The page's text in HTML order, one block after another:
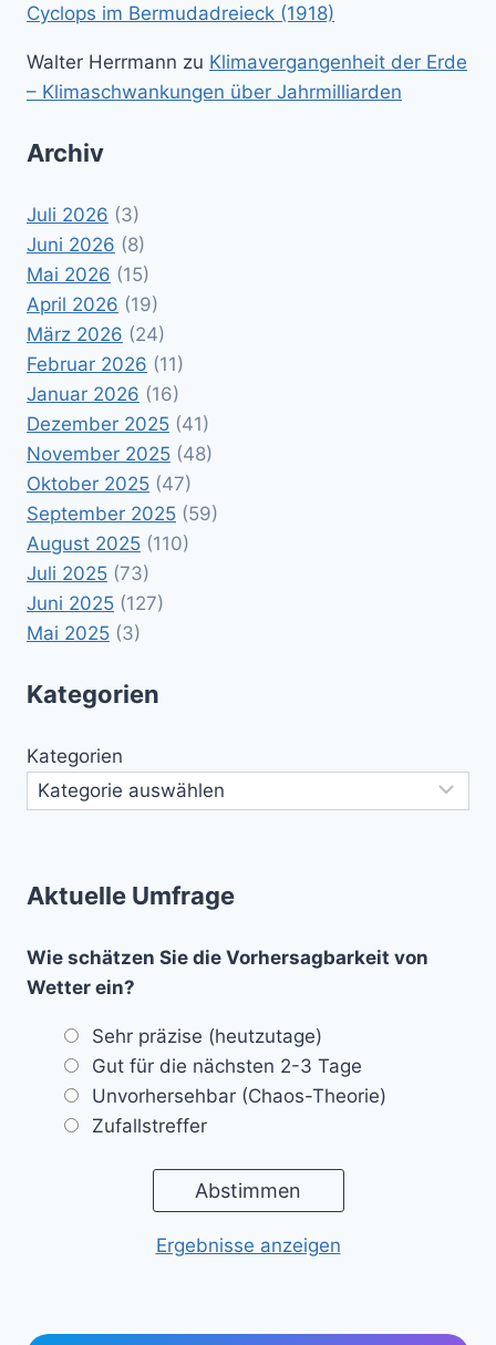
Cyclops im Bermudadreieck (1918)
Walter Herrmann zu Klimavergangenheit der Erde
– Klimaschwankungen über Jahrmilliarden
Archiv
Juli 2026 (3)
Juni 2026 (8)
Mai 2026 (15)
April 2026 (19)
März 2026 (24)
Februar 2026 (11)
Januar 2026 (16)
Dezember 2025 (41)
November 2025 (48)
Oktober 2025 (47)
September 2025 (59)
August 2025 (110)
Juli 2025 (73)
Juni 2025 (127)
Mai 2025 (3)
Kategorien
Kategorien
Aktuelle Umfrage
Wie schätzen Sie die Vorhersagbarkeit von
Wetter ein?
Sehr präzise (heutzutage)
Gut für die nächsten 2-3 Tage
Unvorhersehbar (Chaos-Theorie)
Zufallstreffer
Ergebnisse anzeigen